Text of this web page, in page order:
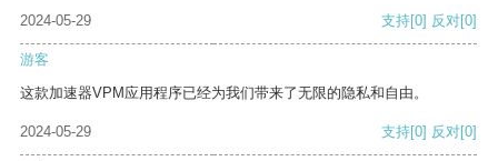
2024-05-29 支持[0] 反对[0]
游客
这款加速器VPM应用程序已经为我们带来了无限的隐私和自由。
2024-05-29 支持[0] 反对[0]